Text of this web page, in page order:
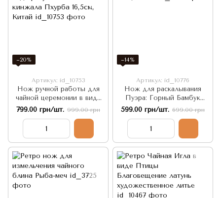
−20%
Артикул: id_10753
Нож ручной работы для
чайной церемонии в виде
ритуального кинжала
Пхурба 16,5см, Китай
799.00 грн/шт. 999.00 грн
−14%
Артикул: id_10776
Нож для раскалывания
Пуэра: Горный Бамбук
16см, Китай
599.00 грн/шт. 699.00 грн